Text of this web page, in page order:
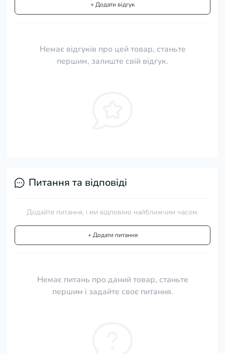
+ Додати відгук
Немає відгуків про цей товар, станьте
першим, залиште свій відгук.
Питання та відповіді
Додайте питання, і ми відповімо найближчим часом.
+ Додати питання
Немає питань про даний товар, станьте
першим і задайте своє питання.